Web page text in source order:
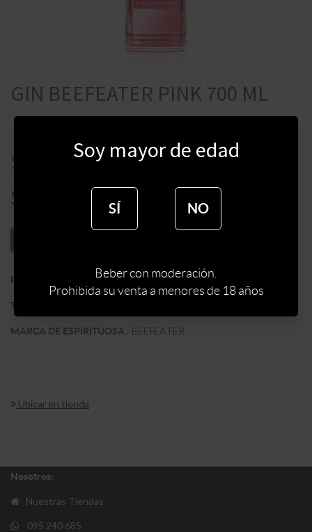
GIN BEEFEATER PINK 700 ML
$
$
PAIS REINO UNIDO
TIPO DE ESPIRITUOSA
MARCA DE ESPIRITUOSA : BEEFEATER
Ubicar en tienda
Nosotros:
Nuestras Tiendas
095 240 685
Soy mayor de edad
SÍ NO
Beber con moderación.
Prohibida su venta a menores de 18 años